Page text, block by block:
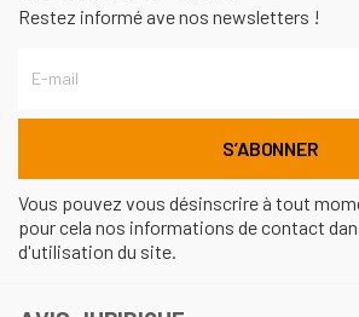
Restez informé ave nos newsletters !
Vous pouvez vous désinscrire à tout
pour cela nos informations de contact
d'utilisation du site.